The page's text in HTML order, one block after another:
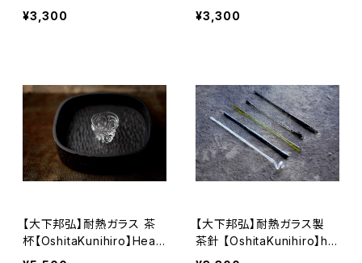
cate glass tea serving p
itcher (Cha Hai)
¥3,300
at-resistant glass tea pi
¥3,300
【大下邦弘】耐熱ガラス 茶
杯【OshitaKunihiro】Heat-
resistant glass teacup
【大下邦弘】耐熱ガラス製
茶針 【OshitaKunihiro】he
at-resistant glass tea pi